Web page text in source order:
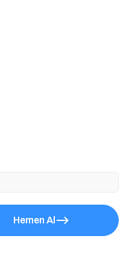
Hemen Al